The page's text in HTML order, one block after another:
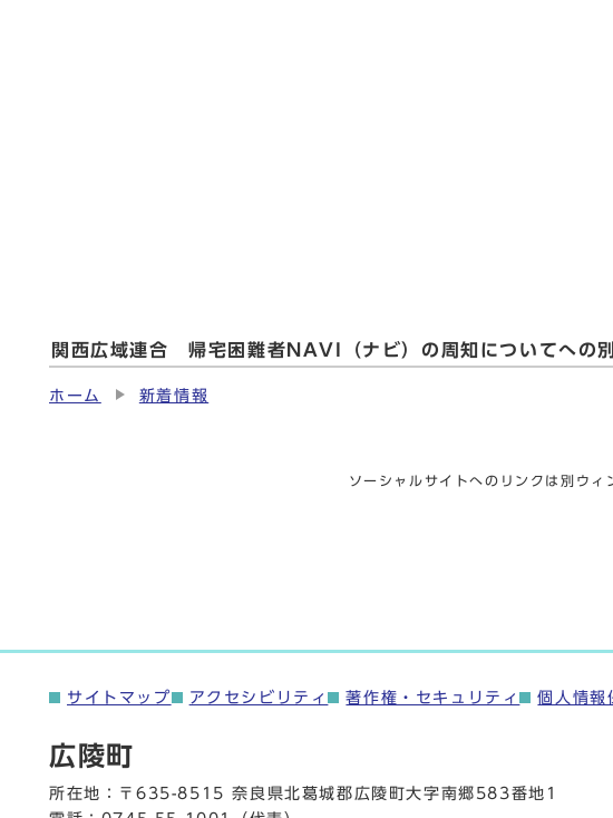
関西広域連合 帰宅困難者NAVI（ナビ）の周知についてへの
ホーム 新着情報
ソーシャルサイトへのリンクは別ウィ
サイトマップ アクセシビリティ 著作権・セキュリティ 個人情報
広陵町
所在地：〒635-8515 奈良県北葛城郡広陵町大字南郷583番地1